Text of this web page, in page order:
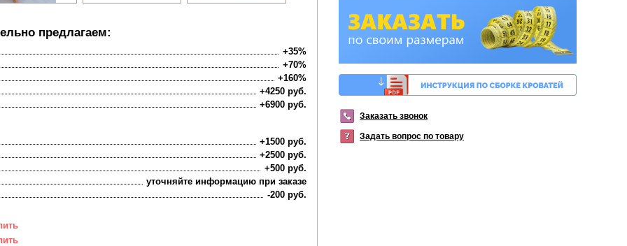
предлагаем:
+35%
+70%
+160%
+4250 руб.
+6900 руб.
+1500 руб.
+2500 руб.
+500 руб.
уточняйте информацию при заказе
-200 руб.
Заказать звонок
Задать вопрос по товару